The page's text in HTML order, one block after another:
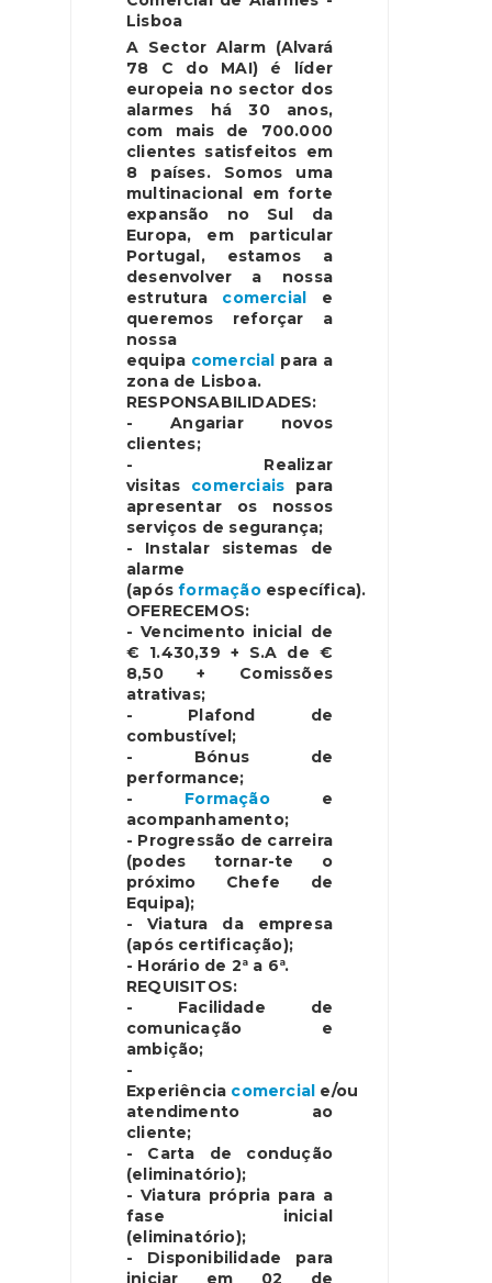
Lisboa
A Sector Alarm (Alvará
78 C do MAI) é líder
europeia no sector dos
alarmes há 30 anos,
com mais de 700.000
clientes satisfeitos em
8 países. Somos uma
multinacional em forte
expansão no Sul da
Europa, em particular
Portugal, estamos a
desenvolver a nossa
estrutura comercial e
queremos reforçar a
nossa
equipa comercial para a
zona de Lisboa.
RESPONSABILIDADES:
- Angariar novos
clientes;
- Realizar
visitas comerciais para
apresentar os nossos
serviços de segurança;
- Instalar sistemas de
alarme
(apósformaçãoespecífica).
OFERECEMOS:
- Vencimento inicial de
€ 1.430,39 + S.A de €
8,50 + Comissões
atrativas;
- Plafond de
combustível;
- Bónus de
performance;
- Formaçãoe
acompanhamento;
- Progressão de carreira
(podes tornar-te o
próximo Chefe de
Equipa);
- Viatura da empresa
(após certificação);
- Horário de 2ª a 6ª.
REQUISITOS:
- Facilidade de
comunicação e
ambição;
-
Experiência comercial e/ou
atendimento ao
cliente;
- Carta de condução
(eliminatório);
- Viatura própria para a
fase inicial
(eliminatório);
- Disponibilidade para
iniciar em 02 de